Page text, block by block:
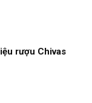
rượu Chivas